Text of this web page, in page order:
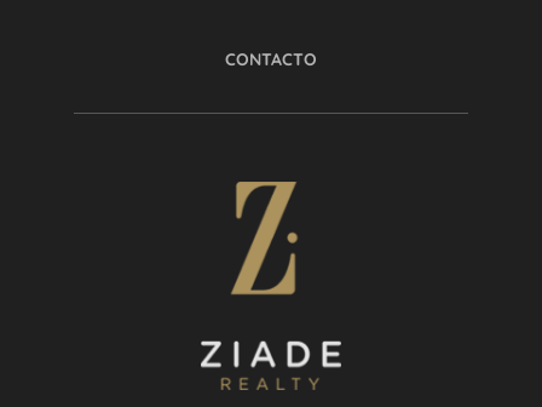
CONTACTO